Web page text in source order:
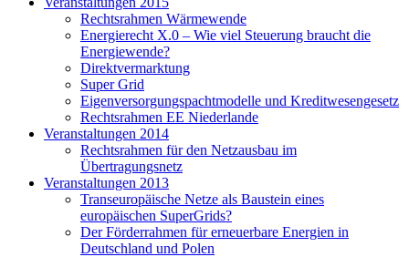
Rechtsrahmen Wärmewende
Energierecht X.0 – Wie viel Steuerung braucht die
Energiewende?
Direktvermarktung
Super Grid
Eigenversorgungspachtmodelle und Kreditwesengesetz
Rechtsrahmen EE Niederlande
Veranstaltungen 2014
Rechtsrahmen für den Netzausbau im
Übertragungsnetz
Veranstaltungen 2013
Transeuropäische Netze als Baustein eines
europäischen SuperGrids?
Der Förderrahmen für erneuerbare Energien in
Deutschland und Polen